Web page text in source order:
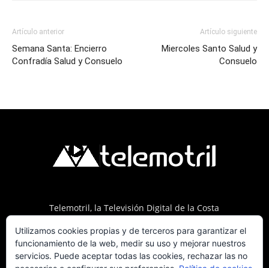
Artículo anterior
Semana Santa: Encierro
Confradía Salud y Consuelo
Artículo siguiente
Miercoles Santo Salud y
Consuelo
Telemotril, la Televisión Digital de la Costa
del 107.7 en OndaSur Motril.
Utilizamos cookies propias y de terceros para garantizar el
funcionamiento de la web, medir su uso y mejorar nuestros
servicios. Puede aceptar todas las cookies, rechazar las no